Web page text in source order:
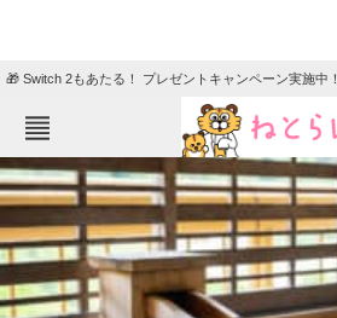
🎁 Switch 2もあたる！ プレゼントキャンペーン実施中！
ねとらぼメニュー
TOP ニュース
エンタメ クイズ
グルメ 地域